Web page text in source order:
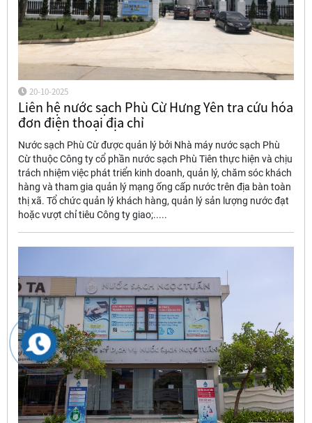
20-10-2025
Liên hệ nước sạch Phù Cừ Hưng Yên tra cứu hóa
đơn điện thoại địa chỉ
Nước sạch Phù Cừ được quản lý bởi Nhà máy nước sạch Phù
Cừ thuộc Công ty cổ phần nước sạch Phù Tiên thực hiện và chịu
trách nhiệm việc phát triển kinh doanh, quản lý, chăm sóc khách
hàng và tham gia quản lý mạng ống cấp nước trên địa bàn toàn
thị xã. Tổ chức quản lý khách hàng, quản lý sản lượng nước đạt
hoặc vượt chỉ tiêu Công ty giao;.....